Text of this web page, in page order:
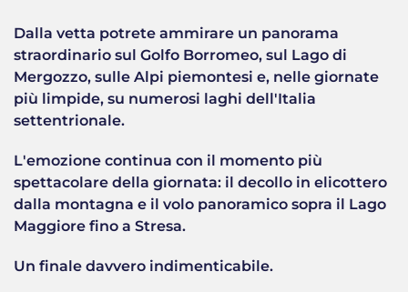
Dalla vetta potrete ammirare un panorama
straordinario sul Golfo Borromeo, sul Lago di
Mergozzo, sulle Alpi piemontesi e, nelle giornate
più limpide, su numerosi laghi dell'Italia
settentrionale.
L'emozione continua con il momento più
spettacolare della giornata: il decollo in elicottero
dalla montagna e il volo panoramico sopra il Lago
Maggiore fino a Stresa.
Un finale davvero indimenticabile.